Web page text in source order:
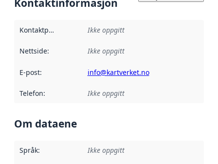
Kontaktinformasjon
Kontaktpunkt Ikke oppgitt
Nettside: Ikke oppgitt
E-post: info@kartverket.no
Telefon: Ikke oppgitt
Om dataene
Språk: Ikke oppgitt